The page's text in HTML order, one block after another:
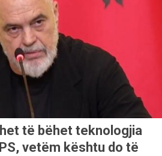
të bëhet teknologjia
vetëm kështu do të